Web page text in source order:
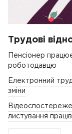
Трудові
Пенсіонер
роботодавцю
Електронний
зміни
листування